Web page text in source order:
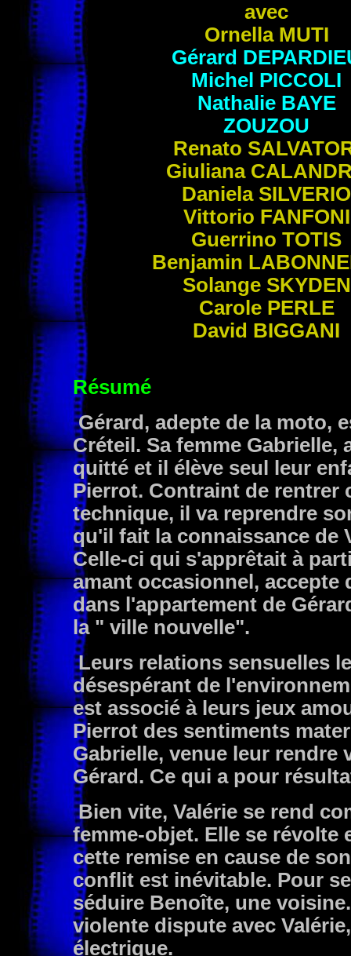
avec
OrnellaMUTI
Gérard
Michel PICCOLI
NathalieBAYE
ZOUZOU
Renato
Giuliana
Daniela SILVERIO
Vittorio FANFONI
Guerrino TOTIS
Benjamin
Solange SKYDEN
Carole PERLE
David BIGGANI
Résumé
Gérard, adepte de la moto,
Créteil. Sa femme Gabrielle,
quitté et il élève seul leur
Pierrot. Contraint de rentrer
technique, il va reprendre
qu'il fait la connaissance de
Celle-ci qui s'apprêtait à
amant occasionnel, accepte
dans l'appartement de
la " ville nouvelle".
Leurs relations sensuelles
désespérant de
est associé à leurs jeux
Pierrot des sentiments
Gabrielle, venue leur rendre
Gérard. Ce qui a pour
Bien vite, Valérie se rend
femme-objet. Elle se révolte
cette remise en cause de
conflit est inévitable. Pour
séduire Benoîte, une
violente dispute avec
électrique.